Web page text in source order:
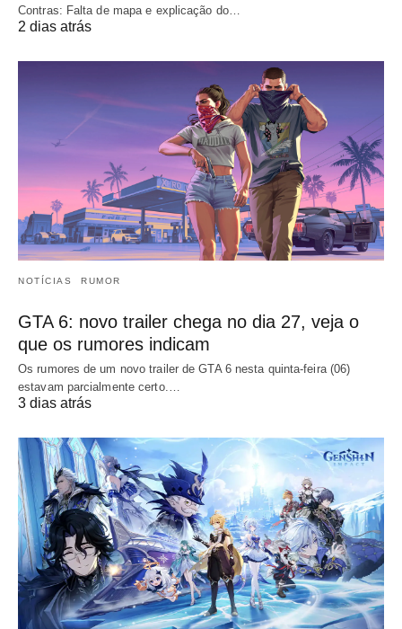
Contras: Falta de mapa e explicação do…
2 dias atrás
NOTÍCIAS RUMOR
GTA 6: novo trailer chega no dia 27, veja o
que os rumores indicam
Os rumores de um novo trailer de GTA 6 nesta quinta-feira (06)
estavam parcialmente certo.…
3 dias atrás